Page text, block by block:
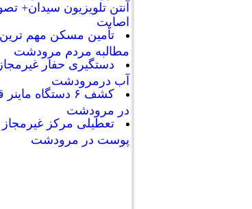
آنتن تلویزیون سیدان+
اصابت
تأمین مسکن مهم ترین
مطالبه مردم مرودشت
دستگیری حفار
آب درمرودشت
کشف ۶ دستگاه
در مرودشت
تعطیلی مرکز غیرمجاز
پوست در مرودشت